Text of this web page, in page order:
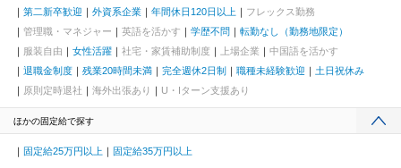
第二新卒歓迎 外資系企業 年間休日120日以上
フレックス勤務
管理職・マネジャー
英語を活かす 学歴不問
転勤なし（勤務地限定）
服装自由
女性活躍 社宅・家賃補助制度 上場企業
中国語を活かす
退職金制度
残業20時間未満 完全週休2日制 職種未経験歓迎
土日祝休み
原則定時退社
海外出張あり U・Iターン支援あり
ほかの固定給で探す
固定給25万円以上 固定給35万円以上